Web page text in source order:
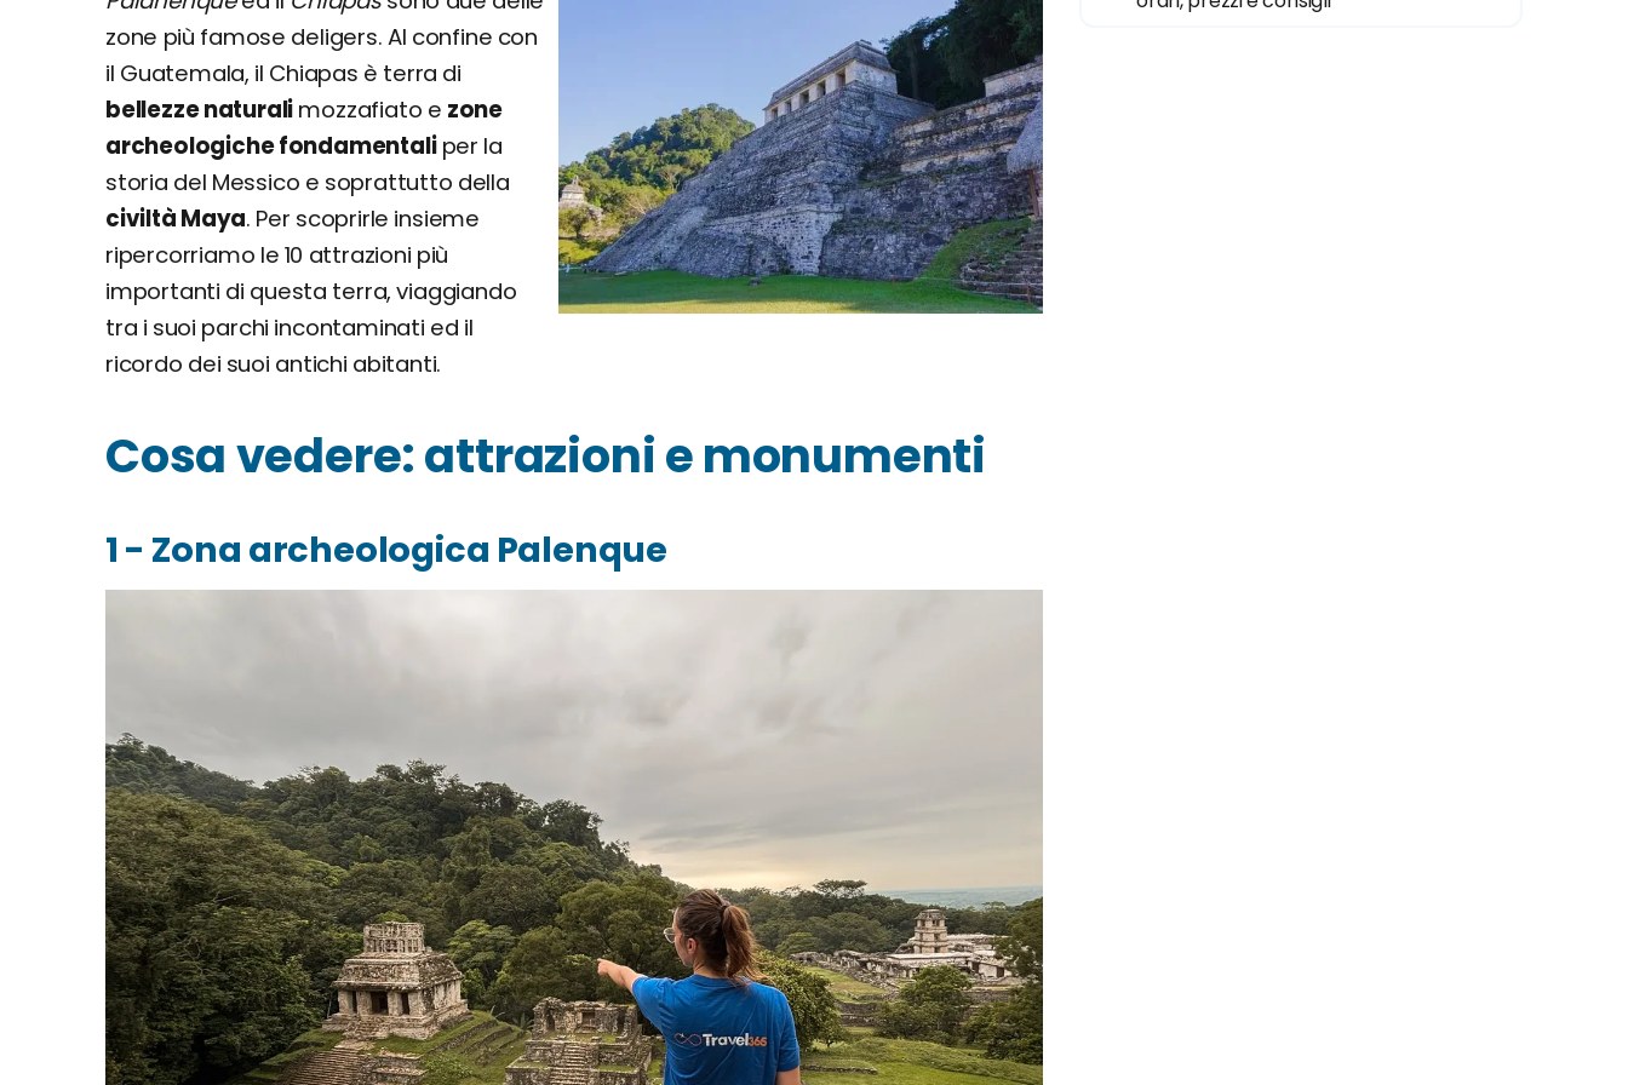
zone più famose deligers. Al confine con
il Guatemala, il Chiapas è terra di
bellezze naturali mozzafiato e zone
archeologiche fondamentaliper la
storia del Messico e soprattutto della
civiltà Maya. Per scoprirle insieme
ripercorriamo le 10 attrazioni più
importanti di questa terra, viaggiando
tra i suoi parchi incontaminati ed il
ricordo dei suoi antichi abitanti.
Cosa vedere: attrazioni e monumenti
1 - Zona archeologica Palenque